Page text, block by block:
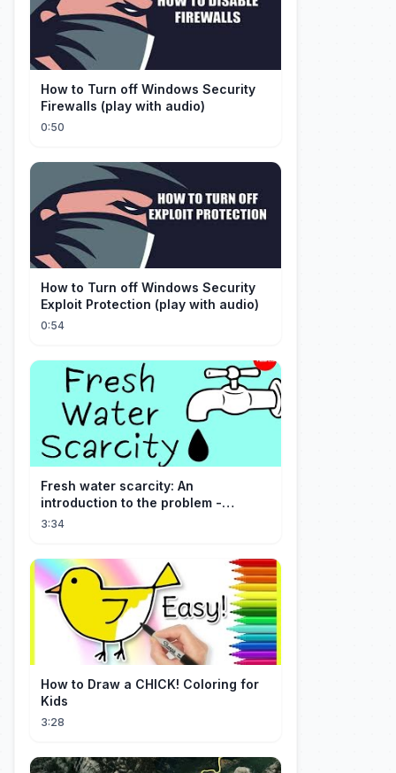
How to Turn off Windows Security
Firewalls (play with audio)
0:50
How to Turn off Windows Security
Exploit Protection (play with audio)
0:54
Fresh water scarcity: An
introduction to the problem -
Christiana Z. Peppard
3:34
How to Draw a CHICK! Coloring for
Kids
3:28